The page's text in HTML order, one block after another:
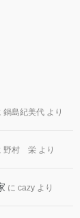
鍋島紀美代 より
野村 栄 より
に cazy より